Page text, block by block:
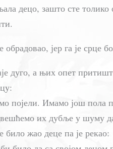
децо, зашто сте
обрадовао, јер га је срце
дуго, а њих опет
појели. Имамо још пола
их дубље у шуму
било жао деце па је рекао: